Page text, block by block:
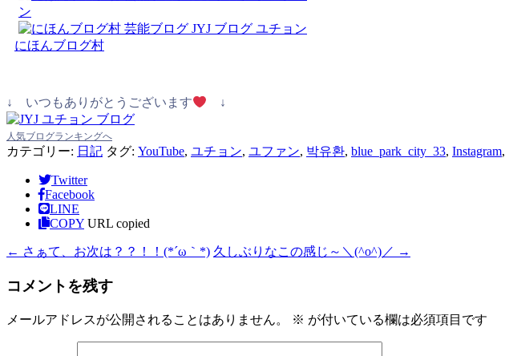
にほんブログ村
↓ いつもありがとうございます ↓
人気ブログランキングへ
カテゴリー: 日記 タグ: YouTube, ユチョン, ユファン, 박유환, blue_park_city_33, Instagram,
Twitter
Facebook
LINE
COPY URL copied
← さぁて、お次は？？！！(*´ω｀*) 久しぶりなこの感じ～＼(^o^)／ →
コメントを残す
メールアドレスが公開されることはありません。 ※ が付いている欄は必須項目です